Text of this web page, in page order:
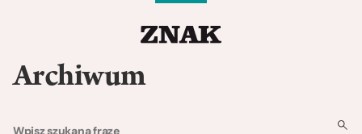
Archiwum